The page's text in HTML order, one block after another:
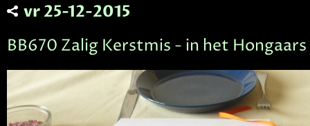
vr 25-12-2015
BB670 Zalig Kerstmis - in het Hongaars